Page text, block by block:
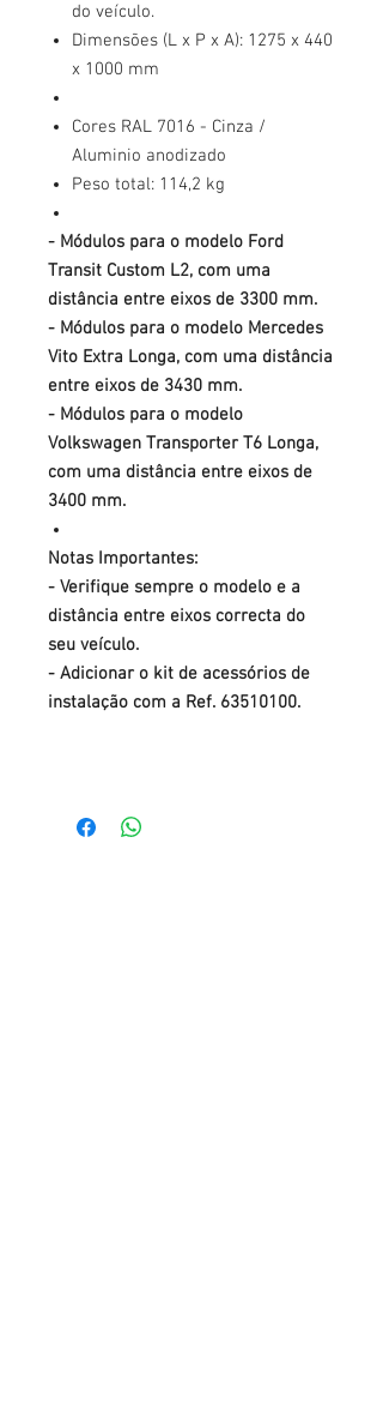
do veículo.
Dimensões (L x P x A): 1275 x 440
x 1000 mm
Cores RAL 7016 - Cinza /
Aluminio anodizado
Peso total: 114,2 kg
- Módulos para o modelo Ford
Transit Custom L2, com uma
distância entre eixos de 3300 mm.
- Módulos para o modelo Mercedes
Vito Extra Longa, com uma distância
entre eixos de 3430 mm.
- Módulos para o modelo
Volkswagen Transporter T6 Longa,
com uma distância entre eixos de
3400 mm.
Notas Importantes:
- Verifique sempre o modelo e a
distância entre eixos correcta do
seu veículo.
- Adicionar o kit de acessórios de
instalação com a Ref. 63510100.